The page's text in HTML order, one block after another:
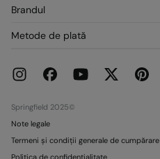
Adresele mele
Livrare
Promoții curente
Brandul
Magazine
Metode de plată
Springfield 2025©
Note legale
Termeni și condiții generale de cumpărare
Politica de confidențialitate